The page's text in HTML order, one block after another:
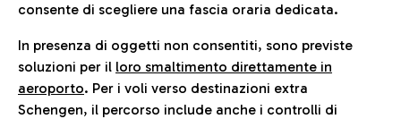
consente di scegliere una fascia oraria dedicata.
In presenza di oggetti non consentiti, sono previste
soluzioni per il loro smaltimento direttamente in
aeroporto. Per i voli verso destinazioni extra
Schengen, il percorso include anche i controlli di